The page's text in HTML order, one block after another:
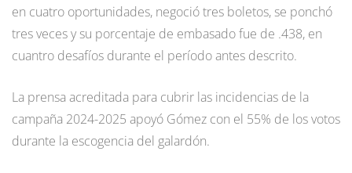
en cuatro oportunidades, negoció tres boletos, se ponchó
tres veces y su porcentaje de embasado fue de .438, en
cuantro desafíos durante el período antes descrito.
La prensa acreditada para cubrir las incidencias de la
campaña 2024-2025 apoyó Gómez con el 55% de los votos
durante la escogencia del galardón.